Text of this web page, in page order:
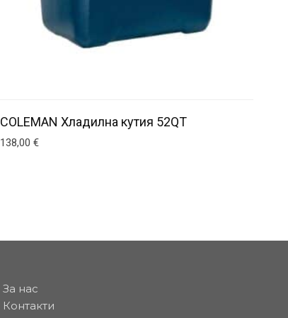
COLEMAN Хладилна кутия 52QT
138,00€
За нас
Контакти